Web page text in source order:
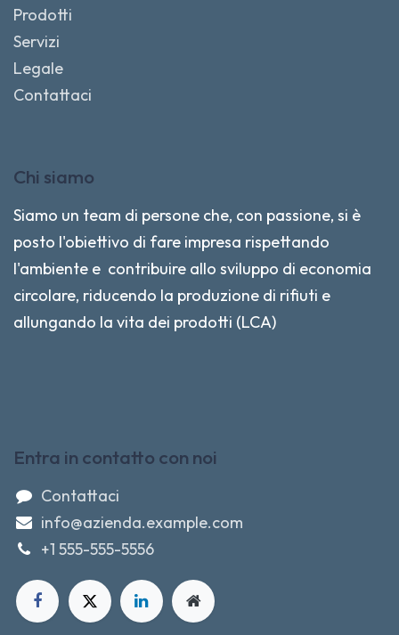
Prodotti
Servizi
Legale
Contattaci
Chi siamo
Siamo un team di persone che, con passione, si è
posto l'obiettivo di fare impresa rispettando
l'ambiente e contribuire allo sviluppo di economia
circolare, riducendo la produzione di rifiuti e
allungando la vita dei prodotti (LCA)
Entra in contatto con noi
Contattaci
info@azienda.example.com
+1 555-555-5556